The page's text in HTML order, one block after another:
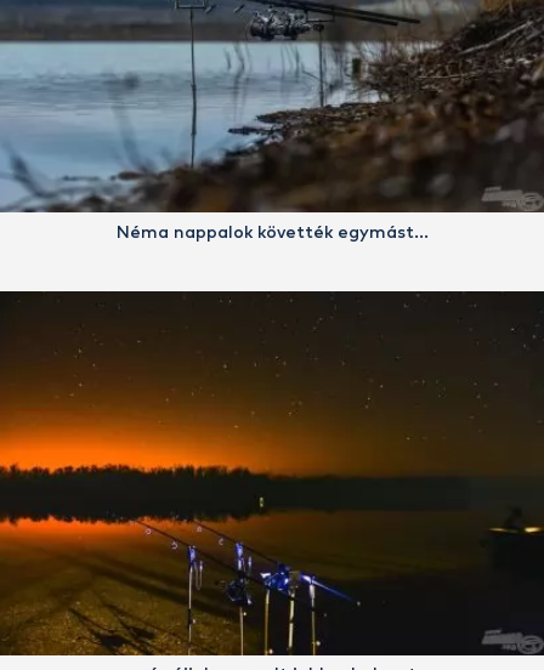
Néma nappalok követték egymást…